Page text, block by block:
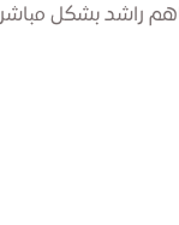
راشد بشكل